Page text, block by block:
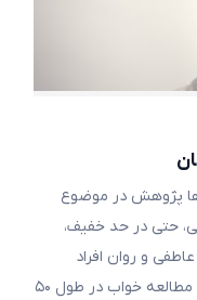
پژوهش در موضوع
حتی در حد خفیف،
و روان افراد
داشته باشد. این پژوهش حاصل بررسی ۱۵۴ مطالعه خواب در طول ۵۰